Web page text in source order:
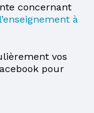
concernant
à
vos
pour